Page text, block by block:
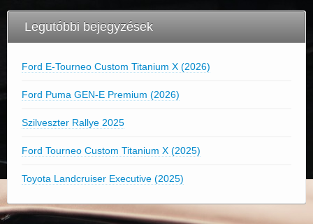
Legutóbbi bejegyzések
Ford E-Tourneo Custom Titanium X (2026)
Ford Puma GEN-E Premium (2026)
Szilveszter Rallye 2025
Ford Tourneo Custom Titanium X (2025)
Toyota Landcruiser Executive (2025)